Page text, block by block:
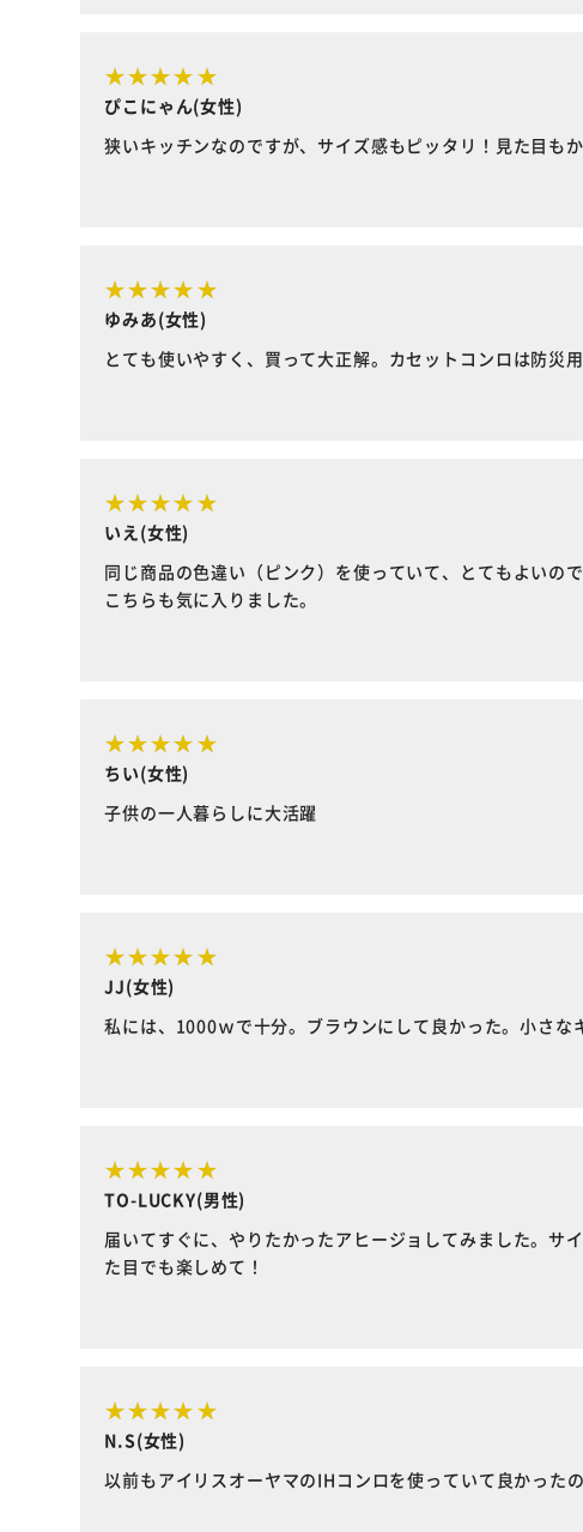
ぴこにゃん(女性)
狭いキッチンなのですが、サイズ感もピッタリ！見た目も
ゆみあ(女性)
とても使いやすく、買って大正解。カセットコンロは防災
いえ(女性)
同じ商品の色違い（ピンク）を使っていて、とてもよいの
こちらも気に入りました。
ちい(女性)
子供の一人暮らしに大活躍
JJ(女性)
私には、1000ｗで十分。ブラウンにして良かった。小さな
TO-LUCKY(男性)
届いてすぐに、やりたかったアヒージョしてみました。サ
た目でも楽しめて！
N.S(女性)
以前もアイリスオーヤマのIHコンロを使っていて良かった